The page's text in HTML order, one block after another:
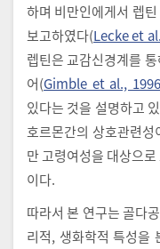
하며 비만인에게서 렙
보고하였다(Lecke et
렙틴은 교감신경계를
어(Gimble et al., 1996
있다는 것을 설명하고
호르몬간의 상호관련
만 고령여성을 대상으
이다.
따라서 본 연구는 골다
리적, 생화학적 특성을